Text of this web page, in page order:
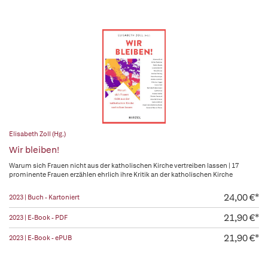
Elisabeth Zoll (Hg.)
Wir bleiben!
Warum sich Frauen nicht aus der katholischen Kirche vertreiben lassen | 17
prominente Frauen erzählen ehrlich ihre Kritik an der katholischen Kirche
2023 | Buch - Kartoniert 24,00 €*
2023 | E-Book - PDF 21,90 €*
2023 | E-Book - ePUB 21,90 €*